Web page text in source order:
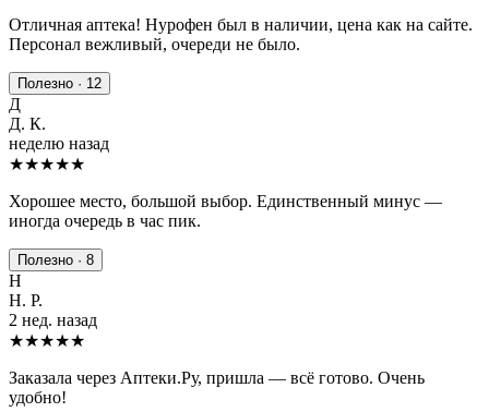
Отличная аптека! Нурофен был в наличии, цена как на сайте.
Персонал вежливый, очереди не было.
Полезно · 12
Д
Д. К.
неделю назад
★★★★★
Хорошее место, большой выбор. Единственный минус —
иногда очередь в час пик.
Полезно · 8
Н
Н. Р.
2 нед. назад
★★★★★
Заказала через Аптеки.Ру, пришла — всё готово. Очень
удобно!